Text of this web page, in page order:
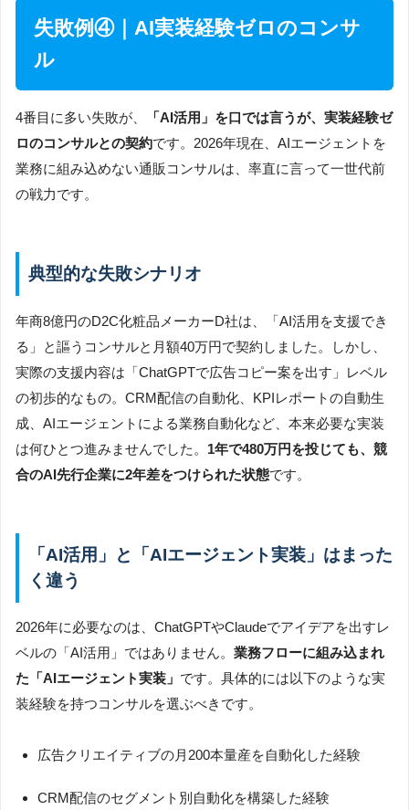
失敗例④｜AI実装経験ゼロのコンサ
ル
4番目に多い失敗が、
「AI活用」を口では言うが、実装経験ゼ
ロのコンサルとの契約です。2026年現在、AIエージェントを
業務に組み込めない通販コンサルは、率直に言って一世代前
の戦力です。
典型的な失敗シナリオ
年商8億円のD2C化粧品メーカーD社は、「AI活用を支援でき
る」と謳うコンサルと月額40万円で契約しました。しかし、
実際の支援内容は「ChatGPTで広告コピー案を出す」レベル
の初歩的なもの。CRM配信の自動化、KPIレポートの自動生
成、AIエージェントによる業務自動化など、本来必要な実装
は何ひとつ進みませんでした。 1年で480万円を投じても、競
合のAI先行企業に2年差をつけられた状態です。
「AI活用」と「AIエージェント実装」はまった
く違う
2026年に必要なのは、ChatGPTやClaudeでアイデアを出すレ
ベルの「AI活用」ではありません。 業務フローに組み込まれ
た「AIエージェント実装」 です。具体的には以下のような実
装経験を持つコンサルを選ぶべきです。
広告クリエイティブの月200本量産を自動化した経験
CRM配信のセグメント別自動化を構築した経験